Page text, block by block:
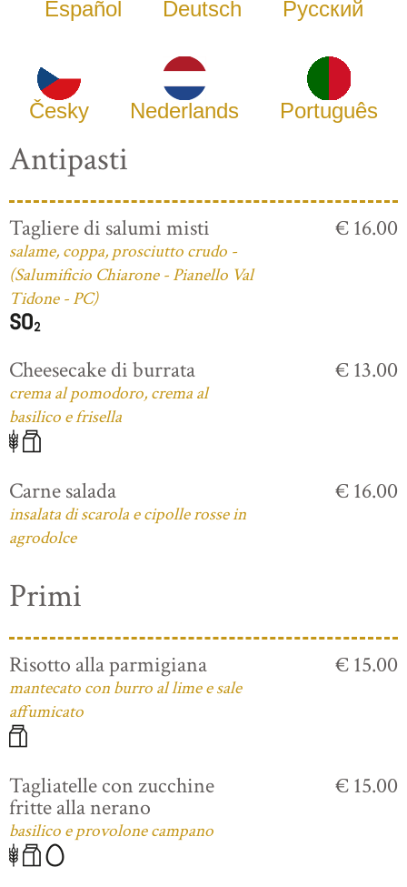
Español Deutsch Русский
Česky Nederlands Português
Antipasti
Tagliere di salumi misti
salame, coppa, prosciutto crudo -
(Salumificio Chiarone - Pianello Val
Tidone - PC)
€ 16.00
Cheesecake di burrata
crema al pomodoro, crema al
basilico e frisella
€ 13.00
Carne salada
insalata di scarola e cipolle rosse in
agrodolce
€ 16.00
Primi
Risotto alla parmigiana
mantecato con burro al lime e sale
affumicato
€ 15.00
Tagliatelle con zucchine
fritte alla nerano
basilico e provolone campano
€ 15.00